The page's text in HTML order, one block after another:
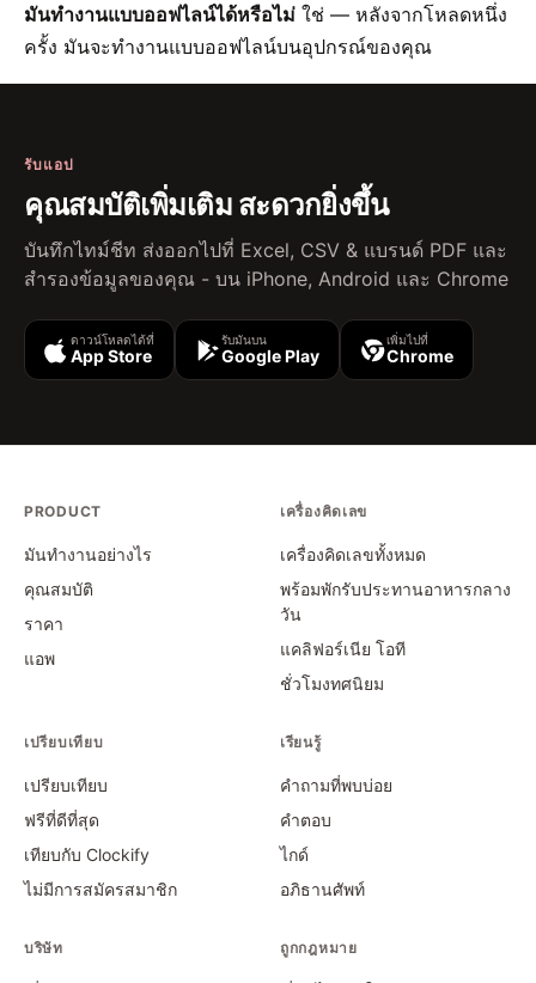
มันทำงานแบบออฟไลน์ได้หรือไม่ ใช่ — หลังจากโหลดหนึ่ง
ครั้ง มันจะทำงานแบบออฟไลน์บนอุปกรณ์ของคุณ
รับแอป
คุณสมบัติเพิ่มเติม สะดวกยิ่งขึ้น
บันทึกไทม์ชีท ส่งออกไปที่ Excel, CSV & แบรนด์ PDF และ
สำรองข้อมูลของคุณ - บน iPhone, Android และ Chrome
ดาวน์โหลดได้ที่
App Store
รับมันบน
Google Play
เพิ่มไปที่
Chrome
PRODUCT
มันทำงานอย่างไร
คุณสมบัติ
ราคา
แอพ
เครื่องคิดเลข
เครื่องคิดเลขทั้งหมด
พร้อมพักรับประทานอาหารกลาง
วัน
แคลิฟอร์เนีย โอที
ชั่วโมงทศนิยม
เปรียบเทียบ
เปรียบเทียบ
ฟรีที่ดีที่สุด
เทียบกับ Clockify
ไม่มีการสมัครสมาชิก
เรียนรู้
คำถามที่พบบ่อย
คำตอบ
ไกด์
อภิธานศัพท์
บริษัท ถูกกฎหมาย